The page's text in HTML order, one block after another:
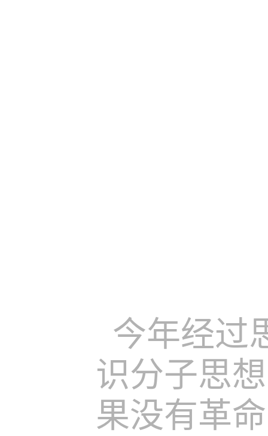
今年经过
识分子思
果没有革